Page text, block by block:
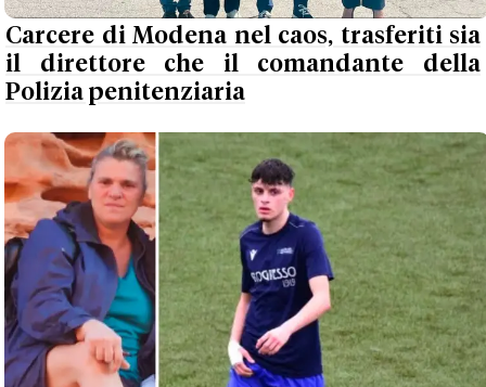
Carcere di Modena nel caos, trasferiti sia
il direttore che il comandante della
Polizia penitenziaria